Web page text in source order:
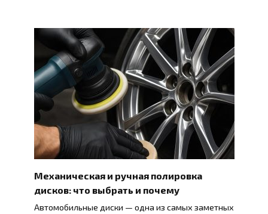
Механическая и ручная полировка
дисков: что выбрать и почему
Автомобильные диски — одна из самых заметных